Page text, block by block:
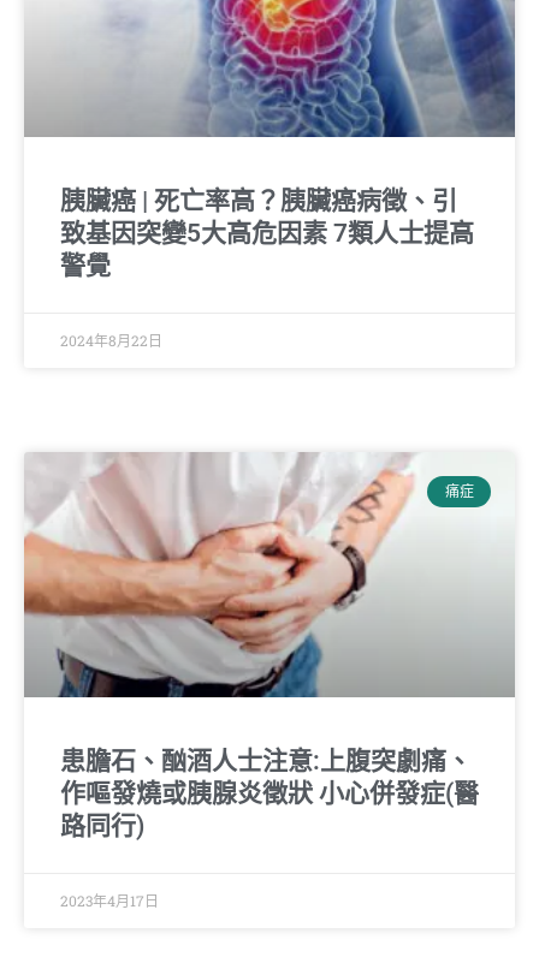
胰臟癌 | 死亡率高？胰臟癌病徵、引
致基因突變5大高危因素 7類人士提高
警覺
2024年8月22日
痛症
患膽石、酗酒人士注意:上腹突劇痛、
作嘔發燒或胰腺炎徵狀 小心併發症(醫
路同行)
2023年4月17日